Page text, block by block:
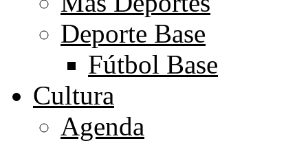
Deporte Base
Fútbol Base
Cultura
Agenda